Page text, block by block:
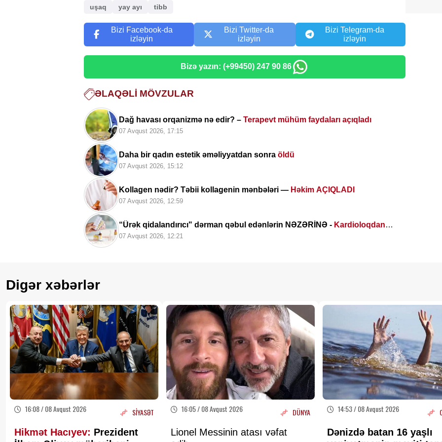
uşaq yay ayı tibb
Bizi Facebook-da
izləyin
Bizi Twitter-da
izləyin
Bizi Telegram-da
izləyin
Bizə yazın: (+99450) 247 90 86
ƏLAQƏLI MÖVZULAR
Dağ havası orqanizmə nə edir? –Terapevt mühüm faydaları açıqladı
07 Avqust 2026, 17:15
Daha bir qadın estetik əməliyyatdan sonraöldü
07 Avqust 2026, 15:12
Kollagen nədir? Təbii kollagenin mənbələri — Həkim AÇIQLADI
07 Avqust 2026, 12:59
“Ürək qidalandırıcı" dərman qəbul edənlərin NƏZƏRİNƏ - Kardioloqdan
VACİB XƏBƏRDARLIQ
07 Avqust 2026, 12:21
Digər xəbərlər
16:08 / 08 Avqust 2026 SİYASƏT
Hikmət Hacıyev: Prezident
16:05 / 08 Avqust 2026 DÜNYA
Lionel Messinin atası vəfat
14:53 / 08 Avqust 2026
Dənizdə batan 16 yaşlı